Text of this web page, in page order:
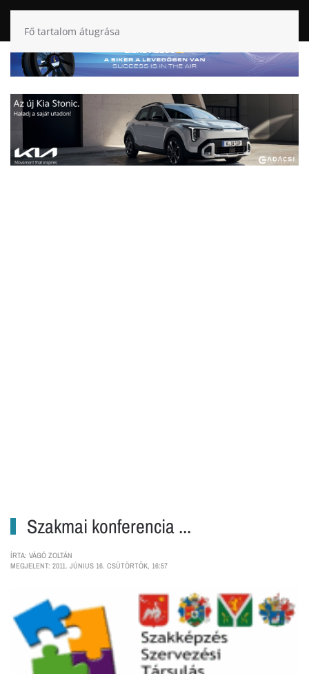
Fő tartalom átugrása
Szakmai konferencia ...
ÍRTA: VÁGÓ ZOLTÁN
MEGJELENT: 2011. JÚNIUS 16. CSÜTÖRTÖK, 16:57